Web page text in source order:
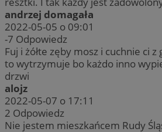
andrzej domagała
2022-05-05 o 09:01
-7 Odpowiedz
Fuj i żółte zęby mosz i cuchnie ci
to wytrzymuje bo każdo inno
drzwi
alojz
2022-05-07 o 17:11
2 Odpowiedz
Nie jestem mieszkańcem Rudy